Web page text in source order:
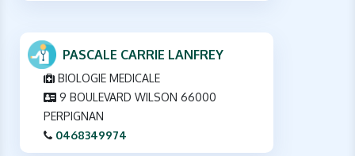
PASCALE CARRIE LANFREY
BIOLOGIE MEDICALE
9 BOULEVARD WILSON 66000
PERPIGNAN
0468349974